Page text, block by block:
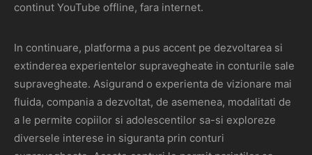
continut YouTube offline, fara internet.
In continuare, platforma a pus accent pe dezvoltarea si
extinderea experientelor supravegheate in conturile sale
supravegheate. Asigurand o experienta de vizionare mai
fluida, compania a dezvoltat, de asemenea, modalitati de
a le permite copiilor si adolescentilor sa-si exploreze
diversele interese in siguranta prin conturi